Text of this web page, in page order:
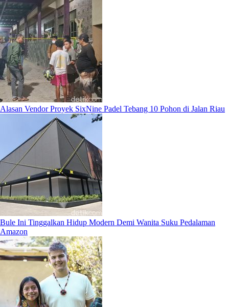
Alasan Vendor Proyek SixNine Padel Tebang 10 Pohon di Jalan Riau
Bule Ini Tinggalkan Hidup Modern Demi Wanita Suku Pedalaman
Amazon